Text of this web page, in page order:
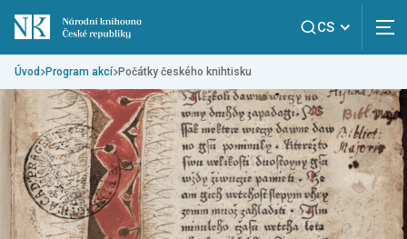
CS
Úvod Program akcí Počátky českého knihtisku